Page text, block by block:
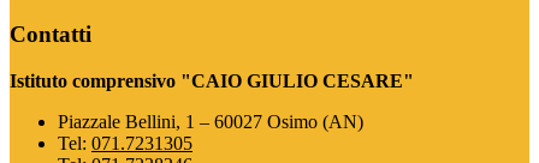
Contatti
Istituto comprensivo "CAIO GIULIO CESARE"
Piazzale Bellini, 1 – 60027 Osimo (AN)
Tel: 071.7231305